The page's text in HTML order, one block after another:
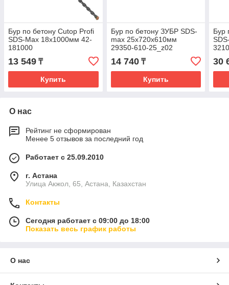
Бур по бетону Cutop Profi
SDS-Max 18х1000мм 42-
181000
13 549 ₸
Купить
Бур по бетону ЗУБР SDS-
max 25х720х610мм
29350-610-25_z02
14 740₸
Купить
Бур
30
О нас
Рейтинг не сформирован
Менее 5 отзывов за последний год
Работает с 25.09.2010
г. Астана
Улица Акжол, 65, Астана, Казахстан
Контакты
Сегодня работает с 09:00 до 18:00
Показать весь график работы
О нас